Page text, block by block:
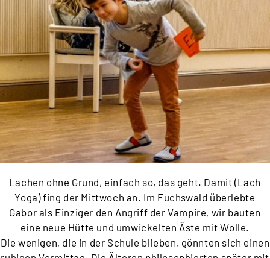
Lachen ohne Grund, einfach so, das geht. Damit (Lach
Yoga) fing der Mittwoch an. Im Fuchswald überlebte
Gabor als Einziger den Angriff der Vampire, wir bauten
eine neue Hütte und umwickelten Äste mit Wolle.
Die wenigen, die in der Schule blieben, gönnten sich einen